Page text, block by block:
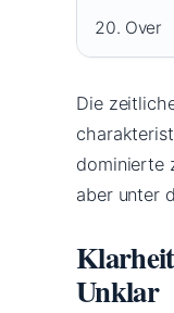
20. Over
Die
dominierte
aber unter
Unklar